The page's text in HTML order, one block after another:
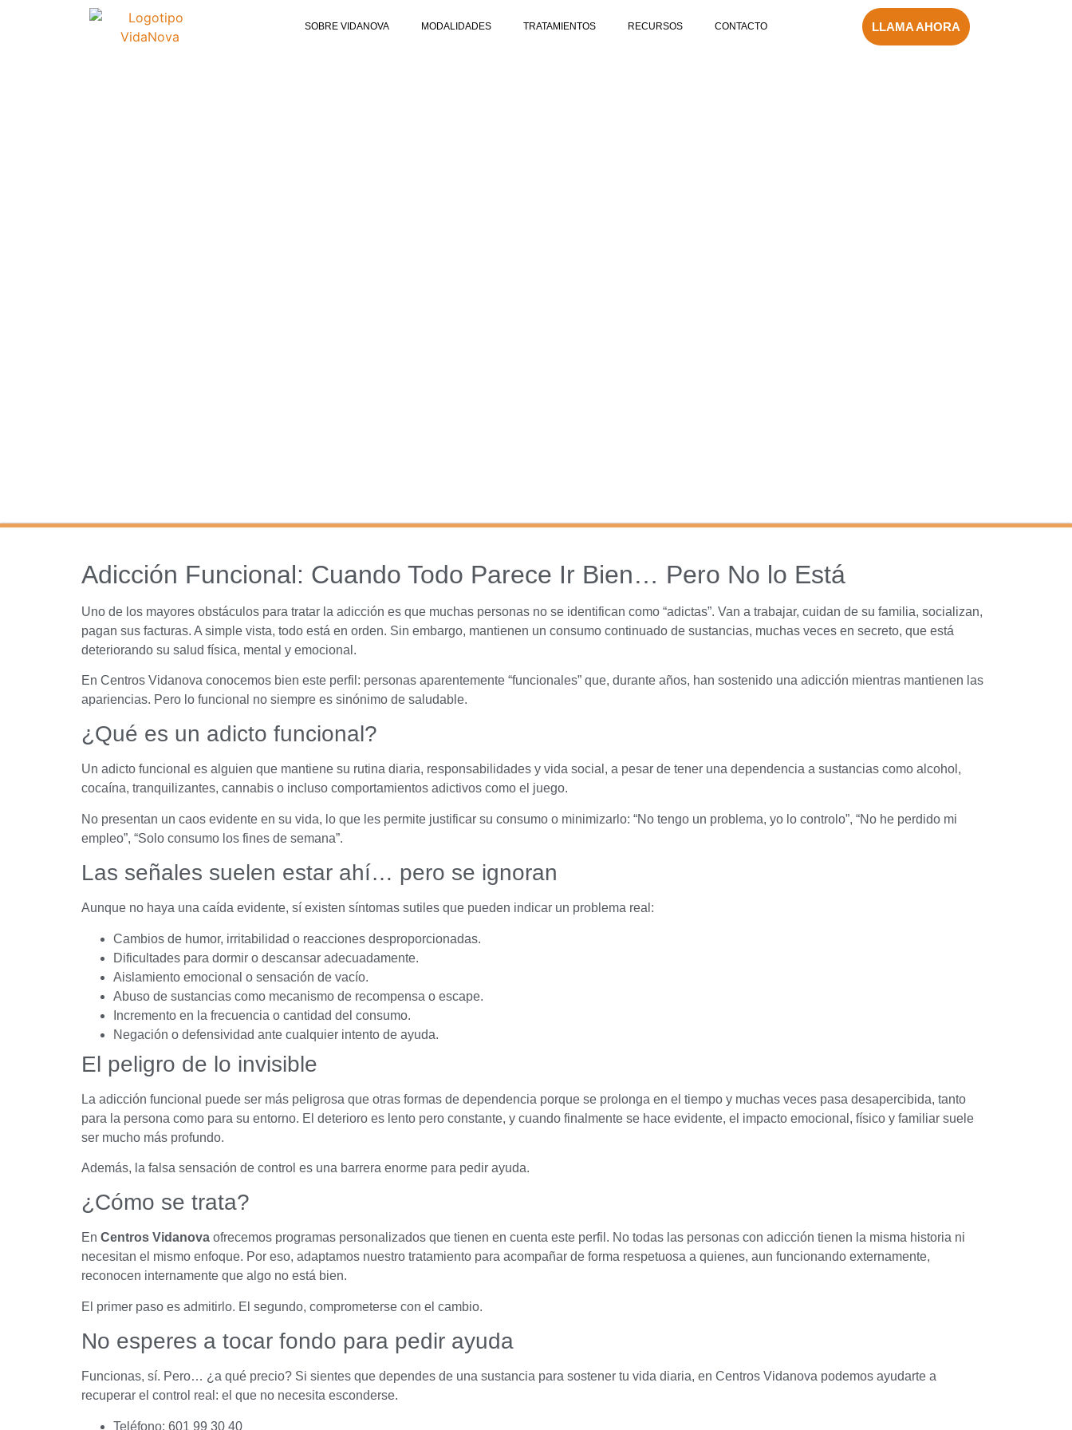
LLAMA AHORA
SOBRE VIDANOVA MODALIDADES TRATAMIENTOS RECURSOS CONTACTO
Adicción Funcional: Cuando Todo Parece Ir Bien… Pero No lo Está
Uno de los mayores obstáculos para tratar la adicción es que muchas personas no se identifican como “adictas”. Van a trabajar, cuidan de su familia, socializan,
pagan sus facturas. A simple vista, todo está en orden. Sin embargo, mantienen un consumo continuado de sustancias, muchas veces en secreto, que está
deteriorando su salud física, mental y emocional.
En Centros Vidanova conocemos bien este perfil: personas aparentemente “funcionales” que, durante años, han sostenido una adicción mientras mantienen las
apariencias. Pero lo funcional no siempre es sinónimo de saludable.
¿Qué es un adicto funcional?
Un adicto funcional es alguien que mantiene su rutina diaria, responsabilidades y vida social, a pesar de tener una dependencia a sustancias como alcohol,
cocaína, tranquilizantes, cannabis o incluso comportamientos adictivos como el juego.
No presentan un caos evidente en su vida, lo que les permite justificar su consumo o minimizarlo: “No tengo un problema, yo lo controlo”, “No he perdido mi
empleo”, “Solo consumo los fines de semana”.
Las señales suelen estar ahí… pero se ignoran
Aunque no haya una caída evidente, sí existen síntomas sutiles que pueden indicar un problema real:
Cambios de humor, irritabilidad o reacciones desproporcionadas.
Dificultades para dormir o descansar adecuadamente.
Aislamiento emocional o sensación de vacío.
Abuso de sustancias como mecanismo de recompensa o escape.
Incremento en la frecuencia o cantidad del consumo.
Negación o defensividad ante cualquier intento de ayuda.
El peligro de lo invisible
La adicción funcional puede ser más peligrosa que otras formas de dependencia porque se prolonga en el tiempo y muchas veces pasa desapercibida, tanto
para la persona como para su entorno. El deterioro es lento pero constante, y cuando finalmente se hace evidente, el impacto emocional, físico y familiar suele
ser mucho más profundo.
Además, la falsa sensación de control es una barrera enorme para pedir ayuda.
¿Cómo se trata?
En Centros Vidanova ofrecemos programas personalizados que tienen en cuenta este perfil. No todas las personas con adicción tienen la misma historia ni
necesitan el mismo enfoque. Por eso, adaptamos nuestro tratamiento para acompañar de forma respetuosa a quienes, aun funcionando externamente,
reconocen internamente que algo no está bien.
El primer paso es admitirlo. El segundo, comprometerse con el cambio.
No esperes a tocar fondo para pedir ayuda
Funcionas, sí. Pero… ¿a qué precio? Si sientes que dependes de una sustancia para sostener tu vida diaria, en Centros Vidanova podemos ayudarte a
recuperar el control real: el que no necesita esconderse.
Teléfono: 601 99 30 40